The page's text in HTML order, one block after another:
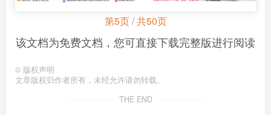
第5页 / 共50页
该文档为免费文档，您可直接下载完整版进行阅读
© 版权声明
文章版权归作者所有，未经允许请勿转载。
THE END